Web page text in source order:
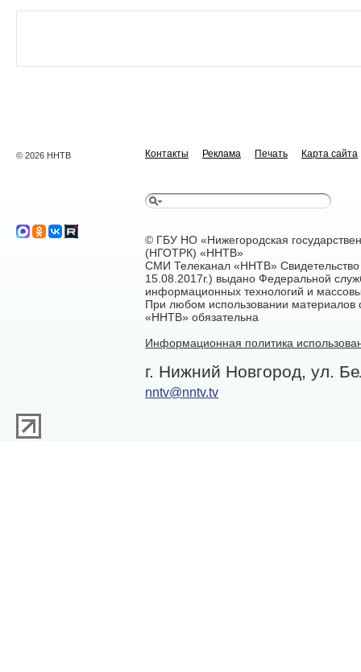
© 2026 ННТВ Контакты Реклама Печать Карта сайта
© ГБУ НО «Нижегородская
(НГОТРК) «ННТВ»
СМИ Телеканал «ННТВ»
15.08.2017г.) выдано Федеральной
информационных технологий и
При любом использовании материалов
«ННТВ» обязательна
Информационная политика
г. Нижний Новгород, ул.
nntv@nntv.tv